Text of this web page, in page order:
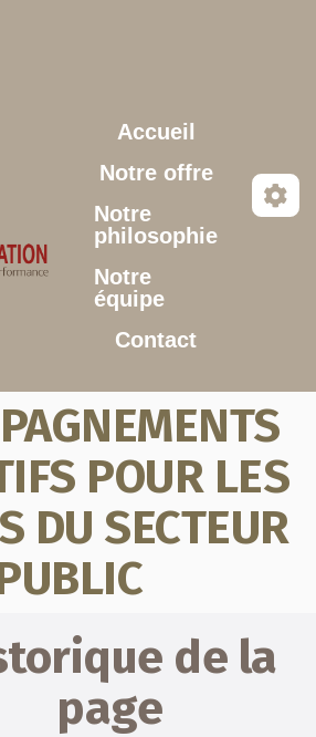
Accueil
Notre offre
Notre
philosophie
Notre
équipe
Contact
POUR LES
DU SECTEUR
de la
page